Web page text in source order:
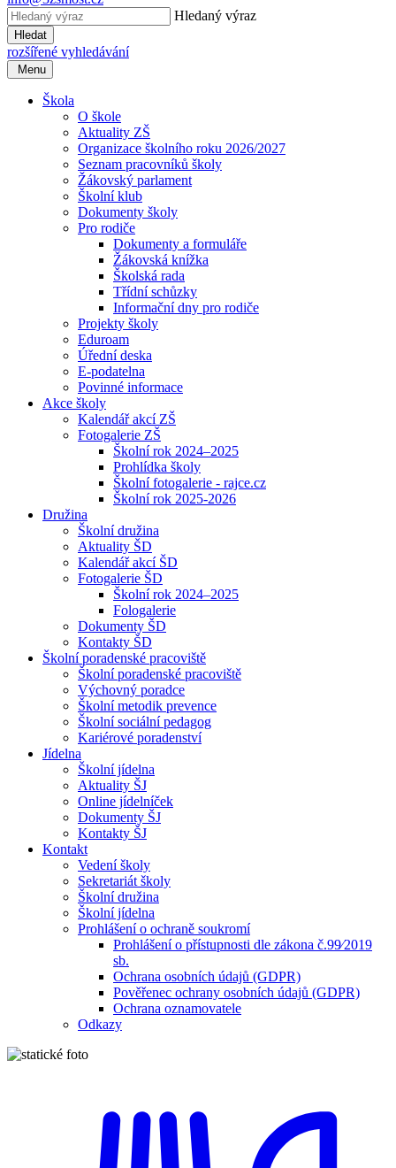
Hledaný výraz
Hledat
rozšířené vyhledávání
Menu
Škola
O škole
Aktuality ZŠ
Organizace školního roku 2026/2027
Seznam pracovníků školy
Žákovský parlament
Školní klub
Dokumenty školy
Pro rodiče
Dokumenty a formuláře
Žákovská knížka
Školská rada
Třídní schůzky
Informační dny pro rodiče
Projekty školy
Eduroam
Úřední deska
E-podatelna
Povinné informace
Akce školy
Kalendář akcí ZŠ
Fotogalerie ZŠ
Školní rok 2024–2025
Prohlídka školy
Školní fotogalerie - rajce.cz
Školní rok 2025-2026
Družina
Školní družina
Aktuality ŠD
Kalendář akcí ŠD
Fotogalerie ŠD
Školní rok 2024–2025
Fologalerie
Dokumenty ŠD
Kontakty ŠD
Školní poradenské pracoviště
Školní poradenské pracoviště
Výchovný poradce
Školní metodik prevence
Školní sociální pedagog
Kariérové poradenství
Jídelna
Školní jídelna
Aktuality ŠJ
Online jídelníček
Dokumenty ŠJ
Kontakty ŠJ
Kontakt
Vedení školy
Sekretariát školy
Školní družina
Školní jídelna
Prohlášení o ochraně soukromí
Prohlášení o přístupnosti dle zákona č.99⁄2019
sb.
Ochrana osobních údajů (GDPR)
Pověřenec ochrany osobních údajů (GDPR)
Ochrana oznamovatele
Odkazy